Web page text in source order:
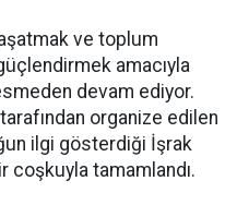
ve toplum
amacıyla
devam ediyor.
organize edilen
ilgi gösterdiği İşrak
coşkuyla tamamlandı.